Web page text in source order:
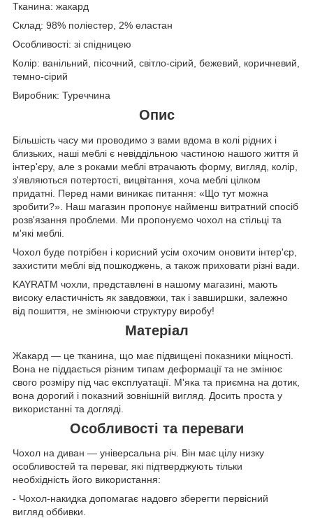
Тканина: жакард
Склад: 98% поліестер, 2% еластан
Особливості: зі спідницею
Колір: ванільний, пісочний, світло-сірий, бежевий, коричневий,
темно-сірий
Виробник: Туреччина
Опис
Більшість часу ми проводимо з вами вдома в колі рідних і
близьких, наші меблі є невіддільною частиною нашого життя й
інтер'єру, але з роками меблі втрачають форму, вигляд, колір,
з'являються потертості, вицвітання, хоча меблі цілком
придатні. Перед нами виникає питання: «Що тут можна
зробити?». Наш магазин пропонує найменш витратний спосіб
розв'язання проблеми. Ми пропонуємо чохол на стільці та
м'які меблі.
Чохол буде потрібен і корисний усім охочим оновити інтер'єр,
захистити меблі від пошкоджень, а також приховати різні вади.
KAYRATM чохли, представлені в нашому магазині, мають
високу еластичність як завдовжки, так і завширшки, залежно
від пошиття, не змінюючи структуру виробу!
Матеріал
Жакард — це тканина, що має підвищені показники міцності.
Вона не піддається різним типам деформації та не змінює
свого розміру під час експлуатації. М'яка та приємна на дотик,
вона дорогий і показний зовнішній вигляд. Досить проста у
використанні та догляді.
Особливості та переваги
Чохол на диван — універсальна річ. Він має цілу низку
особливостей та переваг, які підтверджують тільки
необхідність його використання:
- Чохол-накидка допомагає надовго зберегти первісний
вигляд оббивки.